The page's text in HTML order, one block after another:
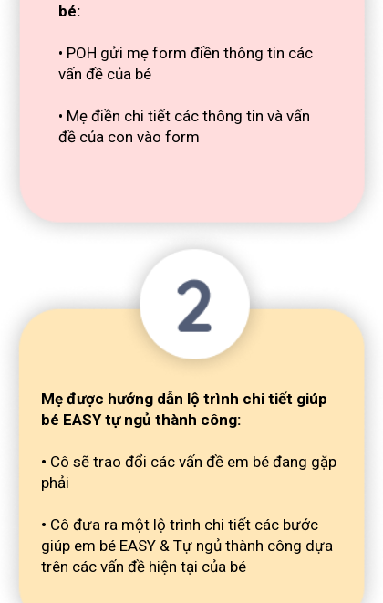
Mẹ được hướng dẫn lộ trình chi tiết giúp
bé EASY tự ngủ thành công:
• Cô sẽ trao đổi các vấn đề em bé đang gặp
phải
• Cô đưa ra một lộ trình chi tiết các bước
giúp em bé EASY & Tự ngủ thành công dựa
trên các vấn đề hiện tại của bé
bé:
• POH gửi mẹ form điền thông tin các
vấn đề của bé
• Mẹ điền chi tiết các thông tin và vấn
đề của con vào form